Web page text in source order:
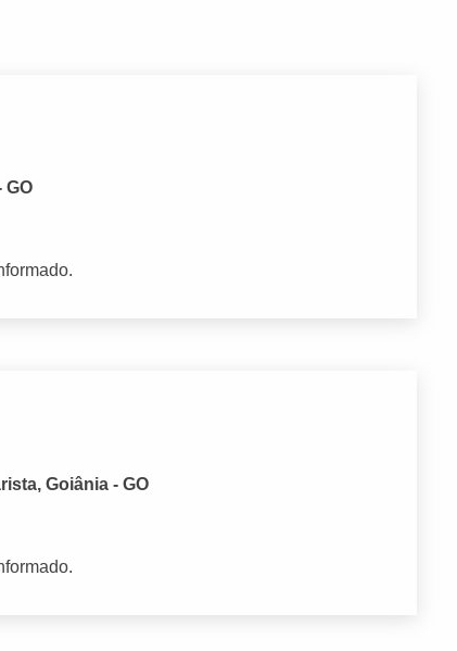
GO
Goiânia - GO